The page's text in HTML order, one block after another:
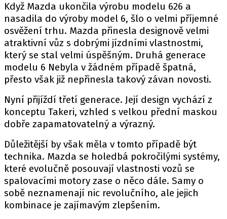
TISKOVKY
ROZHOVORY
DAKAR
Z DOMOVA
ZE SVĚTA
MOTORSPORT
PIT LANE
FIA CEZ & POHÁRY
MEZINÁRODNÍ SCÉNA
SLEDUJTE NÁS NA|
Když Mazda ukončila výrobu modelu 626 a
nasadila do výroby model 6, šlo o velmi příjemné
osvěžení trhu. Mazda přinesla designově velmi
atraktivní vůz s dobrými jízdními vlastnostmi,
který se stal velmi úspěšným. Druhá generace
modelu 6 Nebyla v žádném případě špatná,
přesto však již nepřinesla takový závan novosti.
Nyní přijíždí třetí generace. Její design vychází z
konceptu Takeri, vzhled s velkou přední maskou
dobře zapamatovatelný a výrazný.
Důležitější by však měla v tomto případě být
technika. Mazda se holedbá pokročilými systémy,
které evolučně posouvají vlastnosti vozů se
spalovacími motory zase o něco dále. Samy o
sobě neznamenají nic revolučního, ale jejich
kombinace je zajímavým zlepšením.